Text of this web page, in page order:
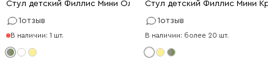
Стул детский Филлис Мини Оливковый
1отзыв
В наличии: 1 шт.
Стул детский Филлис Мини
1отзыв
В наличии: более 20 шт.